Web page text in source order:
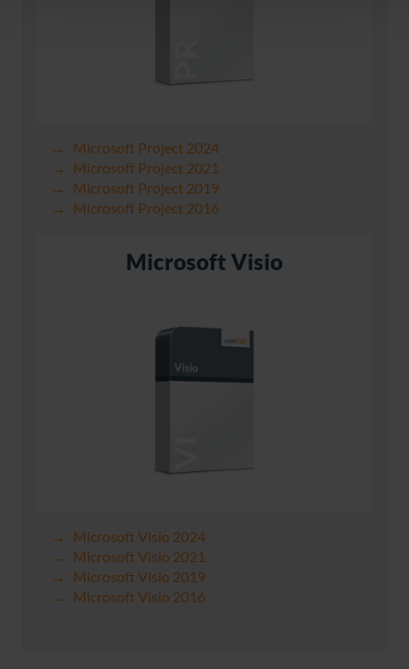
Microsoft Project 2024
Microsoft Project 2021
Microsoft Project 2019
Microsoft Project 2016
Microsoft Visio
Microsoft Visio 2024
Microsoft Visio 2021
Microsoft Visio 2019
Microsoft Visio 2016